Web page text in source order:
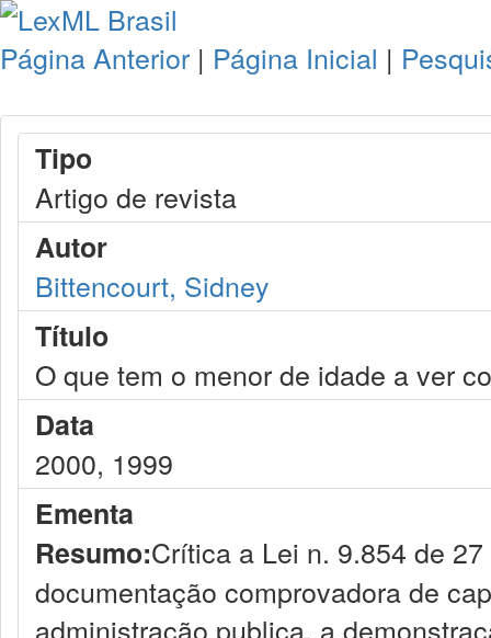
Página Anterior | Página Inicial |
Tipo
Artigo de revista
Autor
Bittencourt, Sidney
Título
O que tem o menor de idade a ver
Data
2000, 1999
Ementa
Resumo:Crítica a Lei n. 9.854 de
documentação comprovadora de
administração publica, a